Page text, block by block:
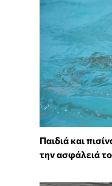
Παιδιά και
την ασφάλειά